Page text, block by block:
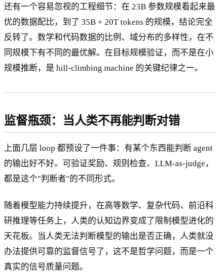
还有一个容易忽视的工程细节：在 23B 参数规模看起来最
优的数据配比，到了 35B + 20T tokens 的规模，结论完全
反转了。数学和代码数据的比例、域分布的多样性，在不
同规模下有不同的最优解。在目标规模验证，而不是在小
规模推断，是 hill-climbing machine 的关键纪律之一。
监督瓶颈：当人类不再能判断对错
上面几层 loop 都预设了一件事：有某个东西能判断 agent
的输出好不好。可验证奖励、规则检查、LLM-as-judge，
都是这个"判断者"的不同形式。
随着模型能力持续提升，在高等数学、复杂代码、前沿科
研推理等任务上，人类的认知边界变成了限制模型进化的
天花板。当人类无法判断模型的输出是否正确，人类就没
办法提供可靠的监督信号了，这不是哲学问题，而是一个
真实的信号质量问题。